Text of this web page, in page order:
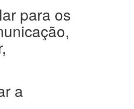
para os
a